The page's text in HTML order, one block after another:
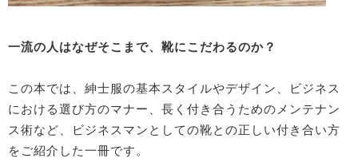
一流の人はなぜそこまで、靴にこだわるのか？
この本では、紳士服の基本スタイルやデザイン、ビジネス
における選び方のマナー、長く付き合うためのメンテナン
ス術など、ビジネスマンとしての靴との正しい付き合い方
をご紹介した一冊です。